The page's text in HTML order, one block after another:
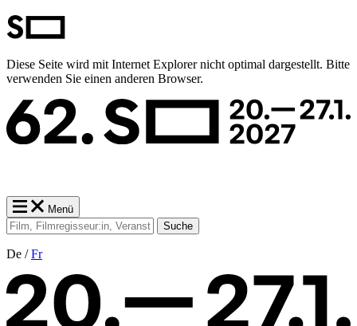
Diese Seite wird mit Internet Explorer nicht optimal dargestellt. Bitte
verwenden Sie einen anderen Browser.
Menü
Suche
De /Fr